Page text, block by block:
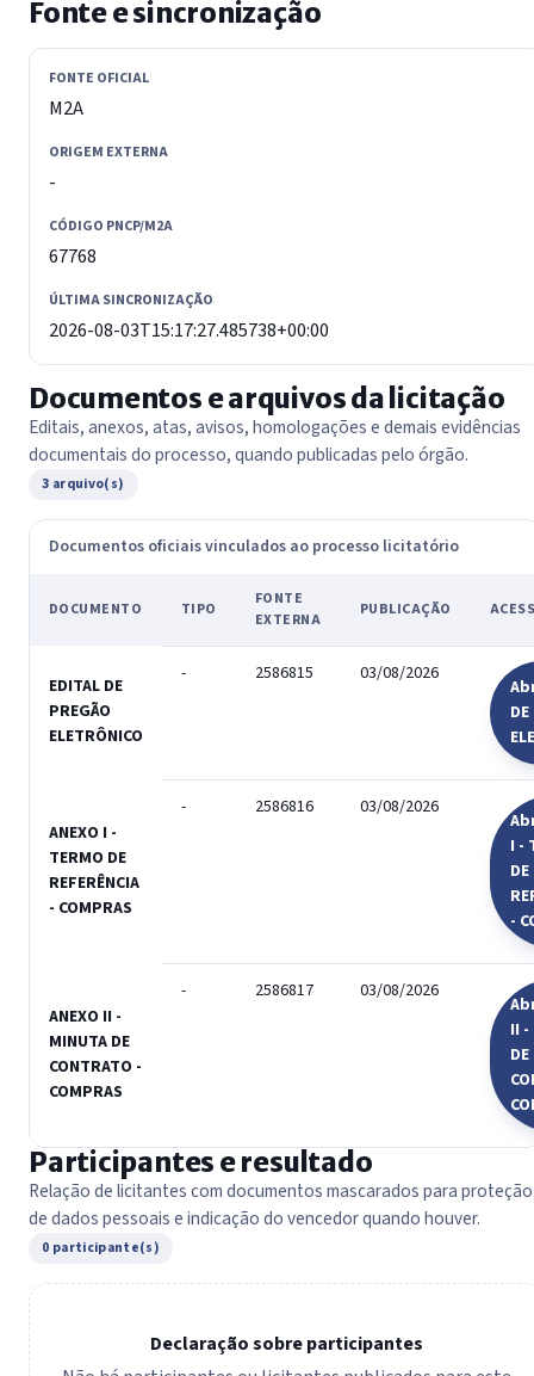
Fonte e sincronização
FONTE OFICIAL
M2A
ORIGEM EXTERNA
-
CÓDIGO PNCP/M2A
67768
ÚLTIMA SINCRONIZAÇÃO
2026-08-03T15:17:27.485738+00:00
Documentos e arquivos da licitação
Editais, anexos, atas, avisos, homologações e demais evidências
documentais do processo, quando publicadas pelo órgão.
3 arquivo(s)
Documentos oficiais vinculados ao processo licitatório
DOCUMENTO TIPO
FONTE
EXTERNA
PUBLICAÇÃO
EDITAL DE
PREGÃO
ELETRÔNICO
- 2586815 03/08/2026
ANEXO I -
TERMO DE
REFERÊNCIA
- COMPRAS
- 2586816 03/08/2026
I -
DE
-
ANEXO II -
MINUTA DE
CONTRATO -
COMPRAS
- 2586817 03/08/2026
II -
DE
Participantes e resultado
Relação de licitantes com documentos mascarados para proteção
de dados pessoais e indicação do vencedor quando houver.
0 participante(s)
Declaração sobre participantes